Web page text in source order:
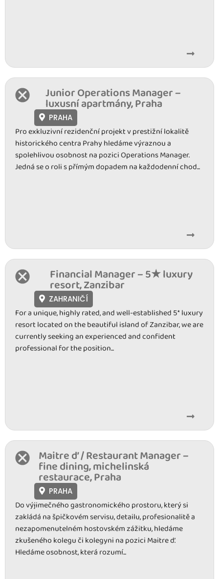
Junior Operations Manager –
luxusní apartmány, Praha
PRAHA
Pro exkluzivní rezidenční projekt v prestižní lokalitě
historického centra Prahy hledáme výraznou a
spolehlivou osobnost na pozici Operations Manager.
Jedná se o roli s přímým dopadem na každodenní chod...
Financial Manager – 5★ luxury
resort, Zanzibar
ZAHRANIČÍ
For a unique, highly rated, and well-established 5* luxury
resort located on the beautiful island of Zanzibar, we are
currently seeking an experienced and confident
professional for the position...
Maitre d’ / Restaurant Manager –
fine dining, michelinská
restaurace, Praha
PRAHA
Do výjimečného gastronomického prostoru, který si
zakládá na špičkovém servisu, detailu, profesionalitě a
nezapomenutelném hostovském zážitku, hledáme
zkušeného kolegu či kolegyni na pozici Maitre d’.
Hledáme osobnost, která rozumí...